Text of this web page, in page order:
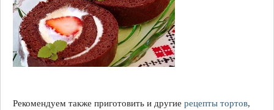
Рекомендуем также приготовить и другие рецепты тортов,